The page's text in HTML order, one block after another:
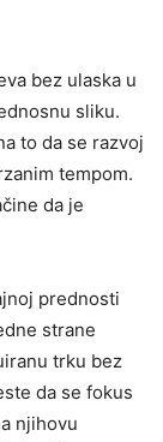
bez ulaska u
sliku.
to da se razvoj
tempom.
da je
prednosti
strane
trku bez
da se fokus
njihovu